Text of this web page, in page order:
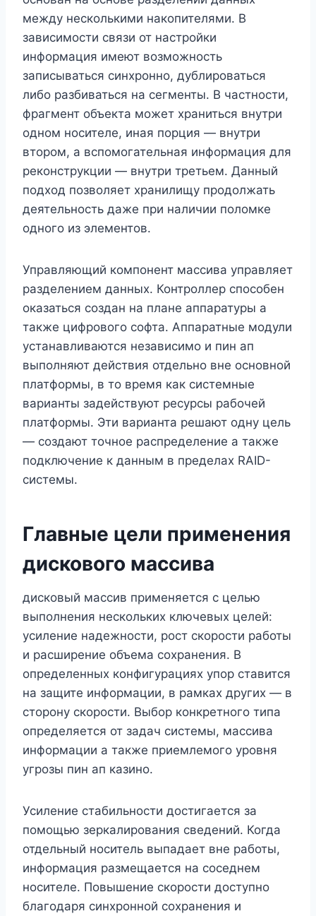
между несколькими накопителями. В
зависимости связи от настройки
информация имеют возможность
записываться синхронно, дублироваться
либо разбиваться на сегменты. В частности,
фрагмент объекта может храниться внутри
одном носителе, иная порция — внутри
втором, а вспомогательная информация для
реконструкции — внутри третьем. Данный
подход позволяет хранилищу продолжать
деятельность даже при наличии поломке
одного из элементов.
Управляющий компонент массива управляет
разделением данных. Контроллер способен
оказаться создан на плане аппаратуры а
также цифрового софта. Аппаратные модули
устанавливаются независимо и пин ап
выполняют действия отдельно вне основной
платформы, в то время как системные
варианты задействуют ресурсы рабочей
платформы. Эти варианта решают одну цель
— создают точное распределение а также
подключение к данным в пределах RAID-
системы.
Главные цели применения
дискового массива
дисковый массив применяется с целью
выполнения нескольких ключевых целей:
усиление надежности, рост скорости работы
и расширение объема сохранения. В
определенных конфигурациях упор ставится
на защите информации, в рамках других — в
сторону скорости. Выбор конкретного типа
определяется от задач системы, массива
информации а также приемлемого уровня
угрозы пин ап казино.
Усиление стабильности достигается за
помощью зеркалирования сведений. Когда
отдельный носитель выпадает вне работы,
информация размещается на соседнем
носителе. Повышение скорости доступно
благодаря синхронной сохранения и